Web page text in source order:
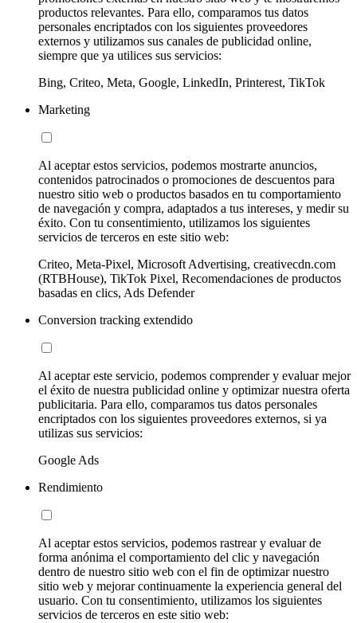
productos relevantes. Para ello, comparamos tus datos
personales encriptados con los siguientes proveedores
externos y utilizamos sus canales de publicidad online,
siempre que ya utilices sus servicios:
Bing, Criteo, Meta, Google, LinkedIn, Printerest, TikTok
Marketing
Al aceptar estos servicios, podemos mostrarte anuncios,
contenidos patrocinados o promociones de descuentos para
nuestro sitio web o productos basados en tu comportamiento
de navegación y compra, adaptados a tus intereses, y medir su
éxito. Con tu consentimiento, utilizamos los siguientes
servicios de terceros en este sitio web:
Criteo, Meta-Pixel, Microsoft Advertising, creativecdn.com
(RTBHouse), TikTok Pixel, Recomendaciones de productos
basadas en clics, Ads Defender
Conversion tracking extendido
Al aceptar este servicio, podemos comprender y evaluar mejor
el éxito de nuestra publicidad online y optimizar nuestra oferta
publicitaria. Para ello, comparamos tus datos personales
encriptados con los siguientes proveedores externos, si ya
utilizas sus servicios:
Google Ads
Rendimiento
Al aceptar estos servicios, podemos rastrear y evaluar de
forma anónima el comportamiento del clic y navegación
dentro de nuestro sitio web con el fin de optimizar nuestro
sitio web y mejorar continuamente la experiencia general del
usuario. Con tu consentimiento, utilizamos los siguientes
servicios de terceros en este sitio web: